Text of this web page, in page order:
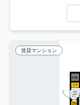
賃貸マンション